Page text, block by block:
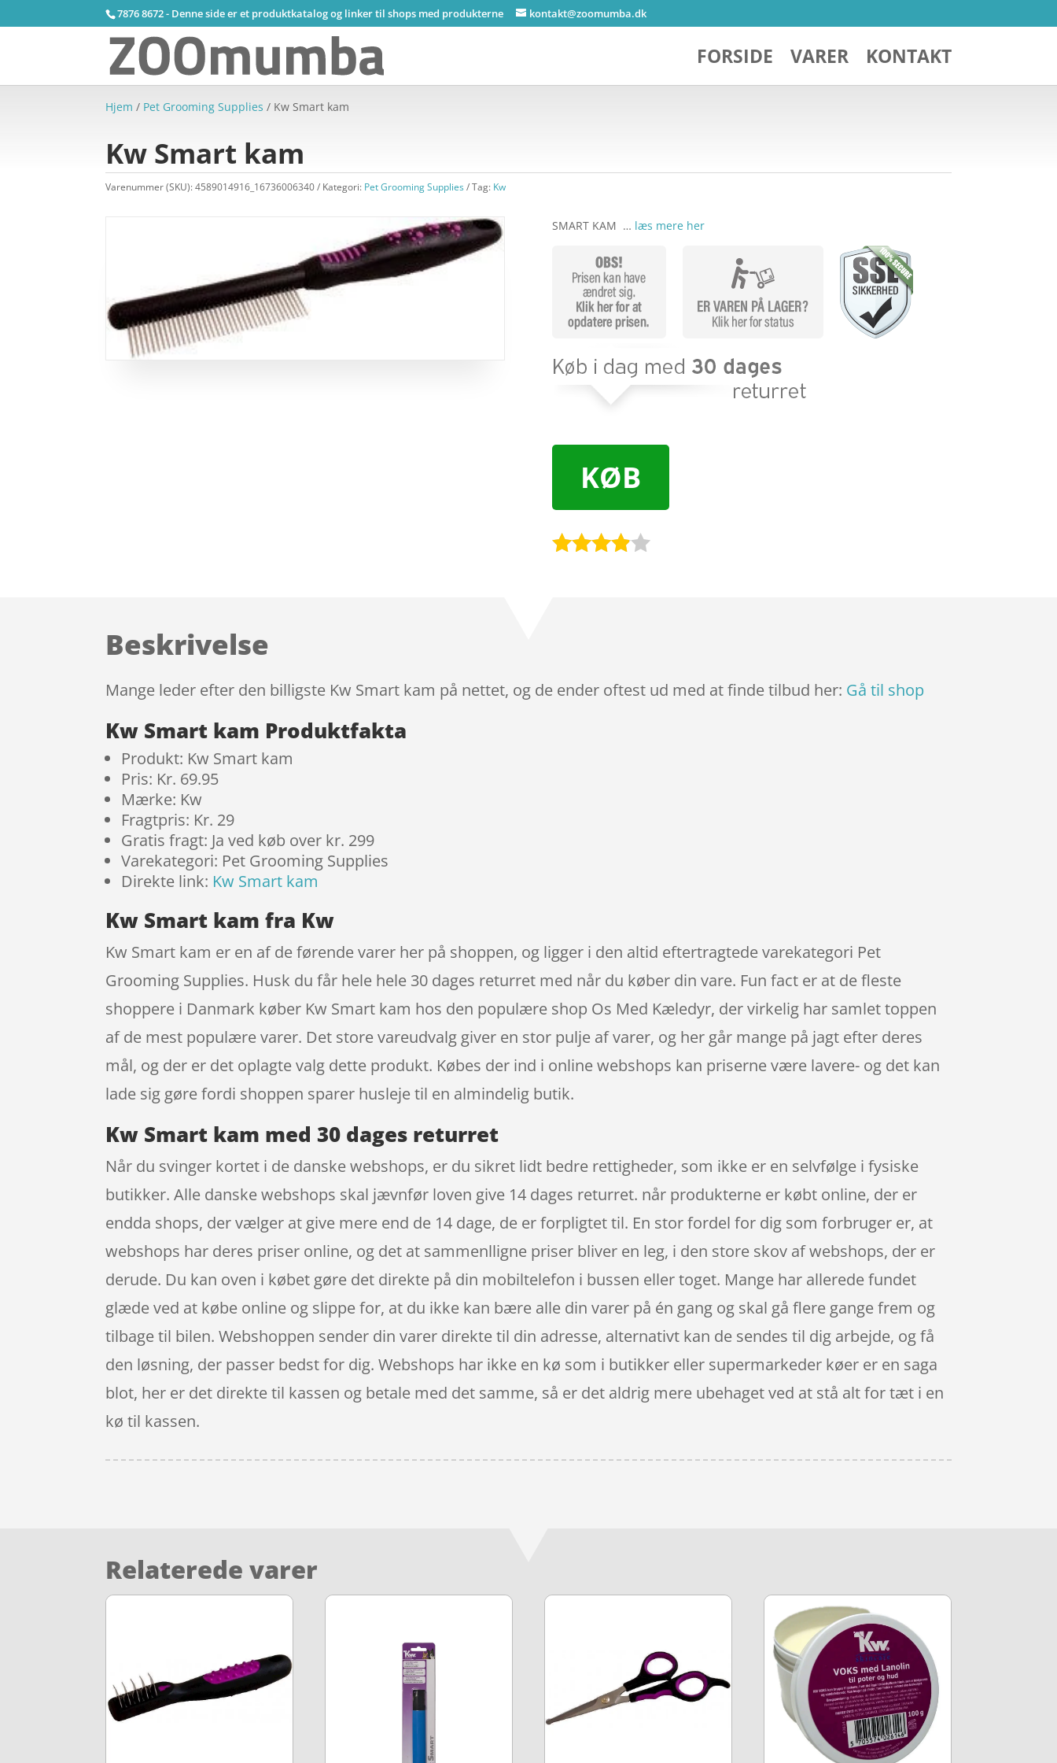
7876 8672 - Denne side er et produktkatalog og linker til shops med produkterne kontakt@zoomumba.dk
FORSIDE VARER KONTAKT
Hjem / Pet Grooming Supplies / Kw Smart kam
Kw Smart kam
Varenummer (SKU):4589014916_16736006340 Kategori: Pet Grooming Supplies Tag: Kw
SMART KAM … læs mere her
KØB
ømmels
er
Beskrivelse
Mange leder efter den billigste Kw Smart kam på nettet, og de ender oftest ud med at finde tilbud her: Gå til shop
Kw Smart kam Produktfakta
Produkt: Kw Smart kam
Pris: Kr. 69.95
Mærke: Kw
Fragtpris: Kr. 29
Gratis fragt: Ja ved køb over kr. 299
Varekategori: Pet Grooming Supplies
Direkte link: Kw Smart kam
Kw Smart kam fra Kw
Kw Smart kam er en af de førende varer her på shoppen, og ligger i den altid eftertragtede varekategori Pet
Grooming Supplies. Husk du får hele hele 30 dages returret med når du køber din vare. Fun fact er at de fleste
shoppere i Danmark køber Kw Smart kam hos den populære shop Os Med Kæledyr, der virkelig har samlet toppen
af de mest populære varer. Det store vareudvalg giver en stor pulje af varer, og her går mange på jagt efter deres
mål, og der er det oplagte valg dette produkt. Købes der ind i online webshops kan priserne være lavere- og det kan
lade sig gøre fordi shoppen sparer husleje til en almindelig butik.
Kw Smart kam med 30 dages returret
Når du svinger kortet i de danske webshops, er du sikret lidt bedre rettigheder, som ikke er en selvfølge i fysiske
butikker. Alle danske webshops skal jævnfør loven give 14 dages returret. når produkterne er købt online, der er
endda shops, der vælger at give mere end de 14 dage, de er forpligtet til. En stor fordel for dig som forbruger er, at
webshops har deres priser online, og det at sammenlligne priser bliver en leg, i den store skov af webshops, der er
derude. Du kan oven i købet gøre det direkte på din mobiltelefon i bussen eller toget. Mange har allerede fundet
glæde ved at købe online og slippe for, at du ikke kan bære alle din varer på én gang og skal gå flere gange frem og
tilbage til bilen. Webshoppen sender din varer direkte til din adresse, alternativt kan de sendes til dig arbejde, og få
den løsning, der passer bedst for dig. Webshops har ikke en kø som i butikker eller supermarkeder køer er en saga
blot, her er det direkte til kassen og betale med det samme, så er det aldrig mere ubehaget ved at stå alt for tæt i en
kø til kassen.
Relaterede varer